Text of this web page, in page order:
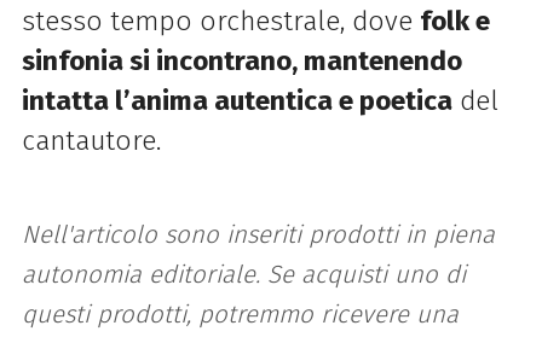
stesso tempo orchestrale, dove folk e
sinfonia si incontrano, mantenendo
intatta l’anima autentica e poeticadel
cantautore.
Nell'articolo sono inseriti prodotti in piena
autonomia editoriale. Se acquisti uno di
questi prodotti, potremmo ricevere una